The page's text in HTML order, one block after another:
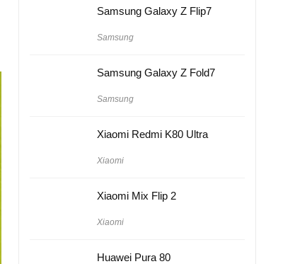
Samsung Galaxy Z Flip7
Samsung
Samsung Galaxy Z Fold7
Samsung
Xiaomi Redmi K80 Ultra
Xiaomi
Xiaomi Mix Flip 2
Xiaomi
Huawei Pura 80